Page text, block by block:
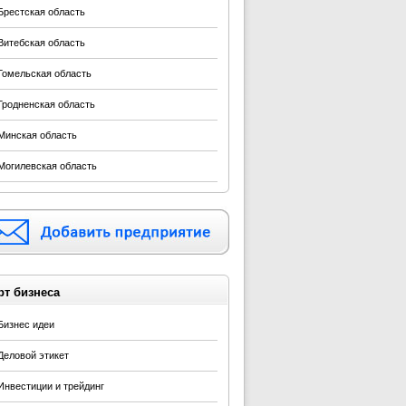
область
область
область
область
область
область
бизнеса
идеи
этикет
и трейдинг